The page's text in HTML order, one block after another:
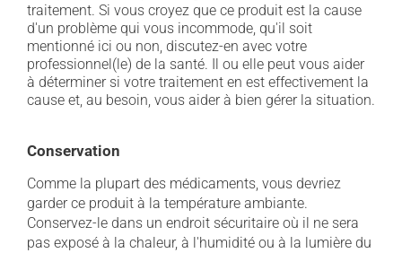
traitement. Si vous croyez que ce produit est la cause
d'un problème qui vous incommode, qu'il soit
mentionné ici ou non, discutez-en avec votre
professionnel(le) de la santé. Il ou elle peut vous aider
à déterminer si votre traitement en est effectivement la
cause et, au besoin, vous aider à bien gérer la situation.
Conservation
Comme la plupart des médicaments, vous devriez
garder ce produit à la température ambiante.
Conservez-le dans un endroit sécuritaire où il ne sera
pas exposé à la chaleur, à l'humidité ou à la lumière du